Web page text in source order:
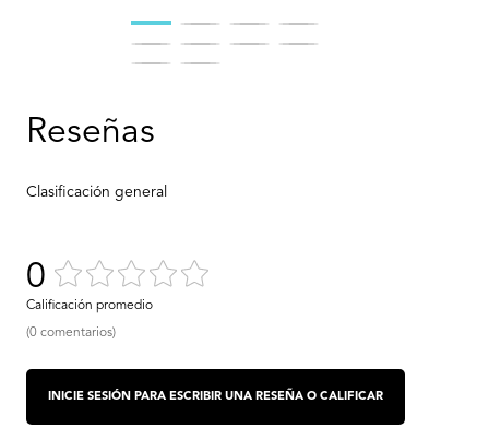
0
(0 comentarios)